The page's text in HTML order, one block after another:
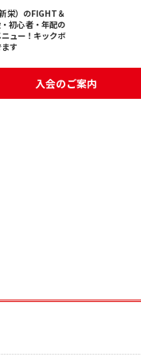
栄）のFIGHT＆
初心者・年配の
ュー！キックボ
す
入会のご案内